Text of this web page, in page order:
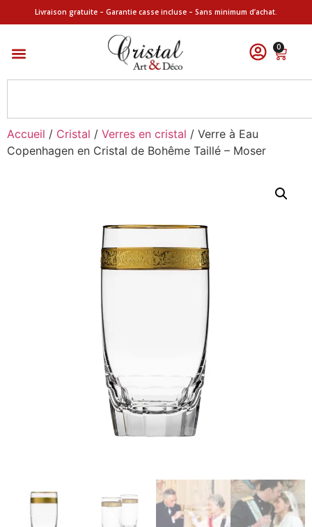
Livraison gratuite – Garantie casse incluse – Sans minimum d’achat.
0
Accueil / Cristal / Verres en cristal / Verre à Eau
Copenhagen en Cristal de Bohême Taillé – Moser